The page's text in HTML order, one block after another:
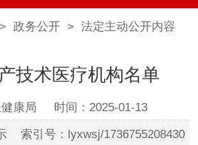
> 政务公开> 法定主动公开内容
技术医疗机构名单
康局 时间：2025-01-13
索引号：lyxwsj/1736755208430